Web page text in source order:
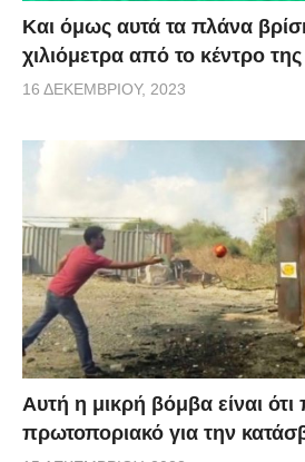
Και όμως αυτά τα πλάνα
χιλιόμετρα από το κέντρο
16 ΔΕΚΕΜΒΡΊΟΥ, 2023
Αυτή η μικρή βόμβα είναι ότι
πρωτοποριακό για την